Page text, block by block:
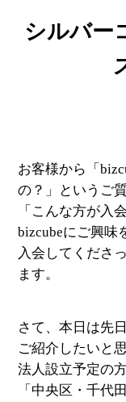
シルバー
お客様から「
の？」というご
「こんな方が入
bizcubeにご興味
入会してくださ
ます。
さて、本日は先
ご紹介したいと
法人設立予定の
「中央区・千代